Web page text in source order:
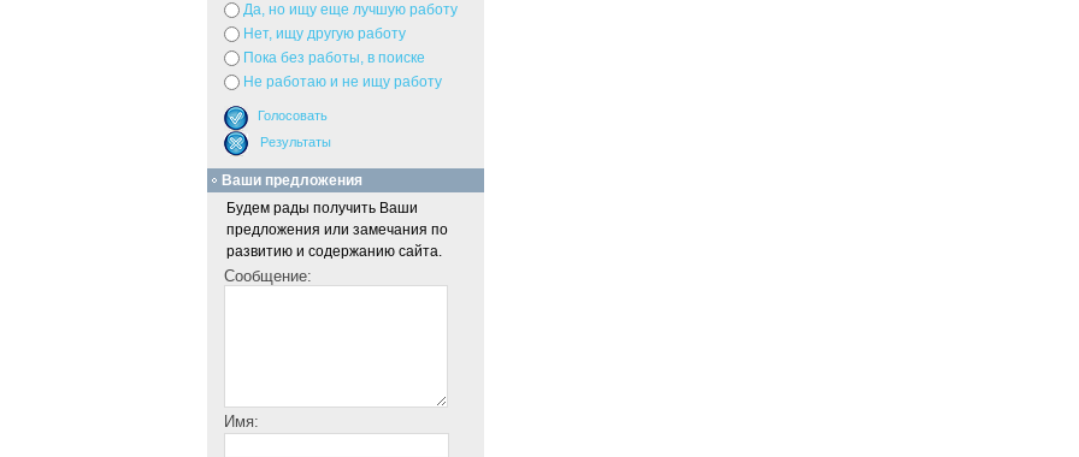
Да, но ищу еще лучшую работу
Нет, ищу другую работу
Пока без работы, в поиске
Не работаю и не ищу работу
Ваши предложения
Будем рады получить Ваши
предложения или замечания по
развитию и содержанию сайта.
Сообщение:
Имя: